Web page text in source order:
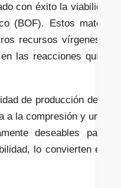
con éxito la viabilidad de
(BOF). Estos materiales
recursos vírgenes, sino
las reacciones químicas
de producción de hasta
la compresión y una baja
deseables para los
lo convierten en una